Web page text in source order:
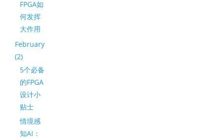
FPGA如
何发挥
大作用
February
(2)
5个必备
的FPGA
设计小
贴士
情境感
知AI：